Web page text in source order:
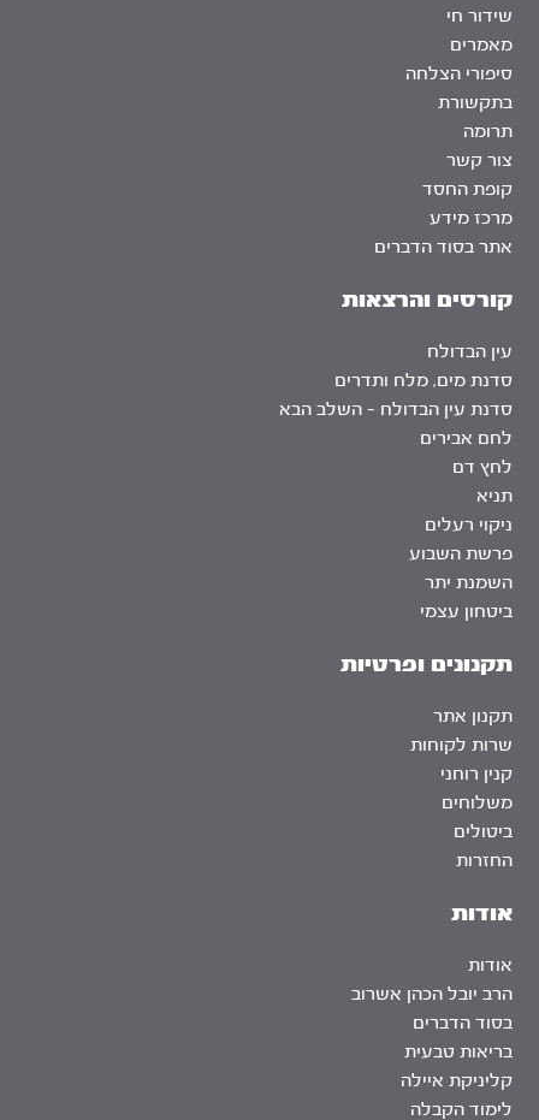
אודות
אודות
הרב יובל הכהן אשרוב
בסוד הדברים
בריאות טבעית
קליניקת איילה
לימוד הקבלה
שידור חי
מאמרים
סיפורי הצלחה
בתקשורת
תרומה
צור קשר
קופת החסד
מרכז מידע
אתר בסוד הדברים
קורסים והרצאות
עין הבדולח
סדנת מים, מלח ותדרים
סדנת עין הבדולח – השלב הבא
לחם אבירים
לחץ דם
תניא
ניקוי רעלים
פרשת השבוע
השמנת יתר
ביטחון עצמי
תקנונים ופרטיות
תקנון אתר
שרות לקוחות
קנין רוחני
משלוחים
ביטולים
החזרות